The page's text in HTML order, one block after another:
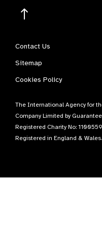
Contact Us
Sitemap
Cookies Policy
The International Agency for
Company Limited by
Registered Charity No:
Registered in England &